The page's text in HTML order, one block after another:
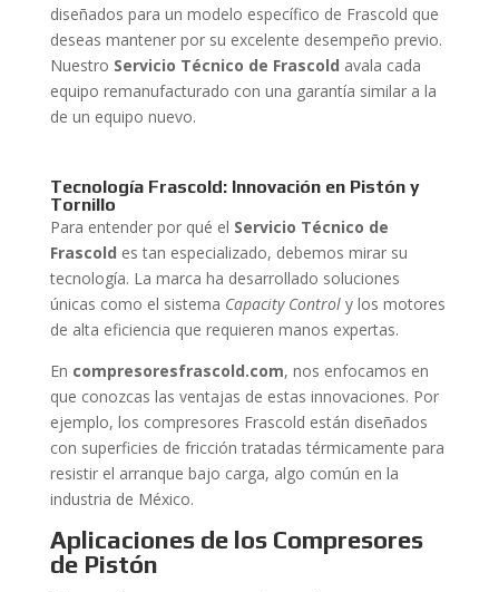
diseñados para un modelo específico de Frascold que
deseas mantener por su excelente desempeño previo.
Nuestro Servicio Técnico de Frascold avala cada
equipo remanufacturado con una garantía similar a la
de un equipo nuevo.
Tecnología Frascold: Innovación en Pistón y
Tornillo
Para entender por qué el Servicio Técnico de
Frascold es tan especializado, debemos mirar su
tecnología. La marca ha desarrollado soluciones
únicas como el sistema Capacity Controly los motores
de alta eficiencia que requieren manos expertas.
En compresoresfrascold.com, nos enfocamos en
que conozcas las ventajas de estas innovaciones. Por
ejemplo, los compresores Frascold están diseñados
con superficies de fricción tratadas térmicamente para
resistir el arranque bajo carga, algo común en la
industria de México.
Aplicaciones de los Compresores
de Pistón